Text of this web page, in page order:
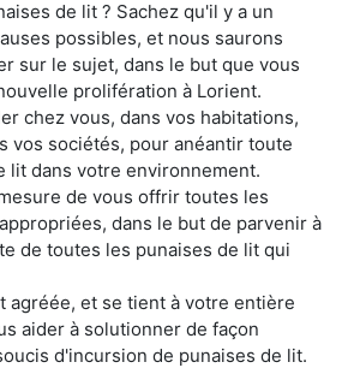
de lit ? Sachez qu'il y a un
possibles, et nous saurons
sur le sujet, dans le but que vous
prolifération à Lorient.
chez vous, dans vos habitations,
vos sociétés, pour anéantir toute
lit dans votre environnement.
de vous offrir toutes les
dans le but de parvenir à
de toutes les punaises de lit qui
agréée, et se tient à votre entière
aider à solutionner de façon
d'incursion de punaises de lit.